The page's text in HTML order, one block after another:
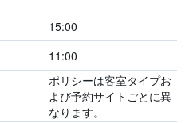
15:00
11:00
ポリシーは客室タイプお
よび予約サイトごとに異
なります。